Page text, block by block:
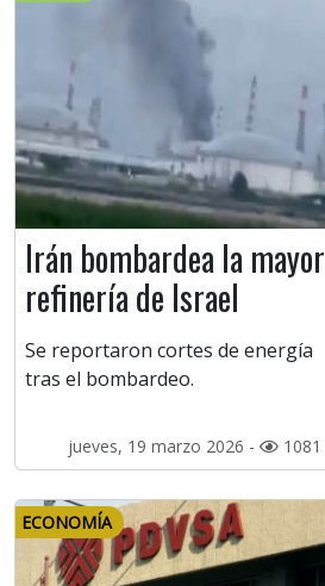
Irán bombardea la mayor
refinería de Israel
Se reportaron cortes de energía
tras el bombardeo.
jueves, 19 marzo 2026 - 1081
ECONOMÍA